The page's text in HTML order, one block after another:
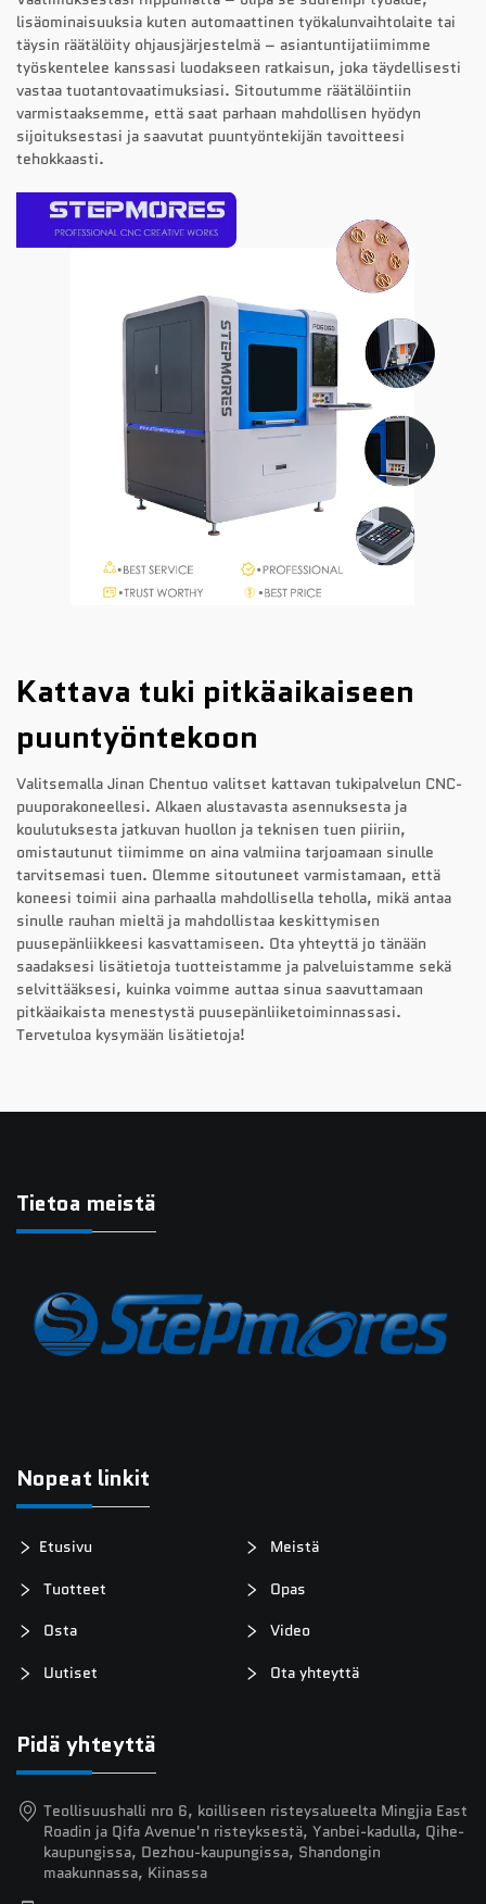
lisäominaisuuksia kuten automaattinen työkalunvaihtolaite tai
täysin räätälöity ohjausjärjestelmä – asiantuntijatiimimme
työskentelee kanssasi luodakseen ratkaisun, joka täydellisesti
vastaa tuotantovaatimuksiasi. Sitoutumme räätälöintiin
varmistaaksemme, että saat parhaan mahdollisen hyödyn
sijoituksestasi ja saavutat puuntyöntekijän tavoitteesi
tehokkaasti.
Kattava tuki pitkäaikaiseen
puuntyöntekoon
Valitsemalla Jinan Chentuo valitset kattavan tukipalvelun CNC-
puuporakoneellesi. Alkaen alustavasta asennuksesta ja
koulutuksesta jatkuvan huollon ja teknisen tuen piiriin,
omistautunut tiimimme on aina valmiina tarjoamaan sinulle
tarvitsemasi tuen. Olemme sitoutuneet varmistamaan, että
koneesi toimii aina parhaalla mahdollisella teholla, mikä antaa
sinulle rauhan mieltä ja mahdollistaa keskittymisen
puusepänliikkeesi kasvattamiseen. Ota yhteyttä jo tänään
saadaksesi lisätietoja tuotteistamme ja palveluistamme sekä
selvittääksesi, kuinka voimme auttaa sinua saavuttamaan
pitkäaikaista menestystä puusepänliiketoiminnassasi.
Tervetuloa kysymään lisätietoja!
Tietoa meistä
Nopeat linkit
Etusivu
Meistä
Tuotteet
Opas
Osta
Video
Uutiset
Ota yhteyttä
Pidä yhteyttä
Teollisuushalli nro 6, koilliseen risteysalueelta Mingjia East
Roadin ja Qifa Avenue'n risteyksestä, Yanbei-kadulla, Qihe-
kaupungissa, Dezhou-kaupungissa, Shandongin
maakunnassa, Kiinassa